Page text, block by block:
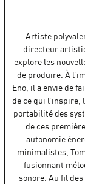
Artiste
directeur
explore les
de produire. À
Eno, il a envie de
de ce qui
portabilité des
de ces
autonomie
minimalistes,
fusionnant
sonore. Au fil